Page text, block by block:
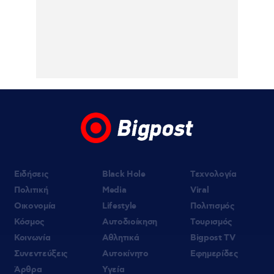
Ειδήσεις
Πολιτική
Οικονομία
Κόσμος
Κοινωνία
Συνεντεύξεις
Άρθρα
Black Hole
Media
Lifestyle
Αυτοδιοίκηση
Αθλητικά
Αυτοκίνητο
Υγεία
Τεχνολογία
Viral
Πολιτισμός
Τουρισμός
Bigpost TV
Εφημερίδες